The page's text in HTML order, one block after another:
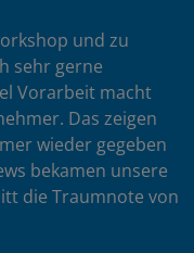
und zu
sehr gerne
Vorarbeit macht
Das zeigen
wieder gegeben
bekamen unsere
die Traumnote von